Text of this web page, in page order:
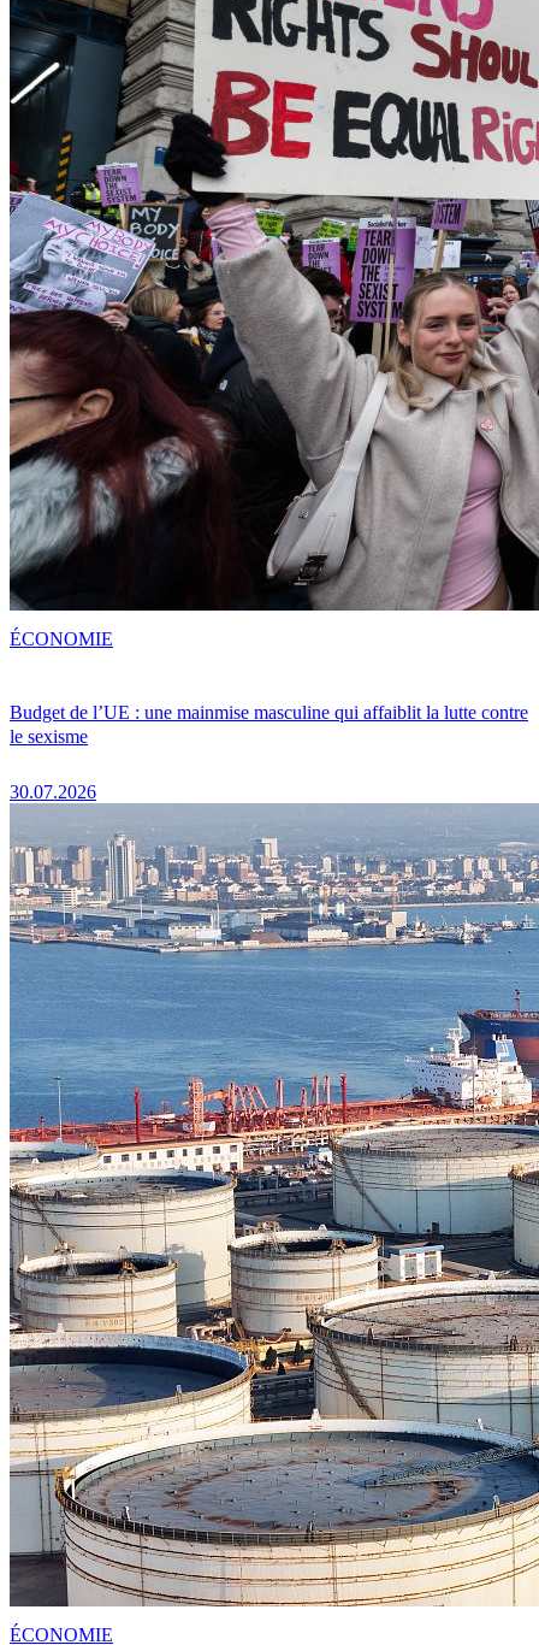
Budget de l’UE : une mainmise masculine qui affaiblit la lutte contre
le sexisme
30.07.2026
ÉCONOMIE
ÉCONOMIE